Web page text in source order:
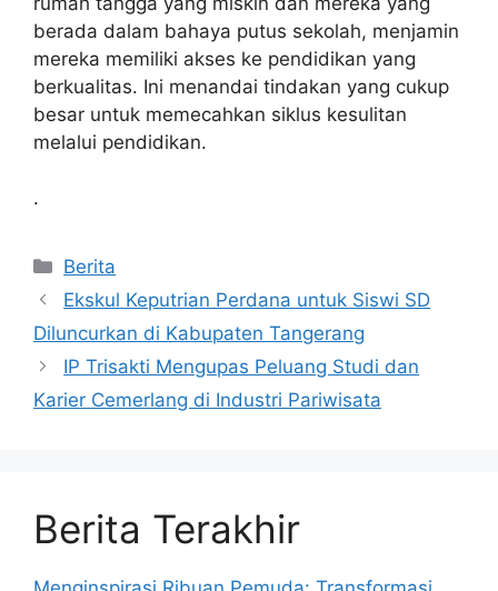
berada dalam bahaya putus sekolah, menjamin
mereka memiliki akses ke pendidikan yang
berkualitas. Ini menandai tindakan yang cukup
besar untuk memecahkan siklus kesulitan
melalui pendidikan.
.
Kategori
Berita
Ekskul Keputrian Perdana untuk Siswi SD
Diluncurkan di Kabupaten Tangerang
IP Trisakti Mengupas Peluang Studi dan
Karier Cemerlang di Industri Pariwisata
Berita Terakhir